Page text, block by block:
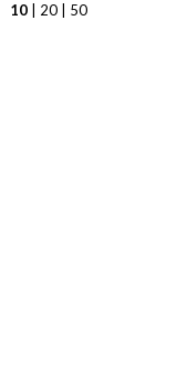
10 20 50